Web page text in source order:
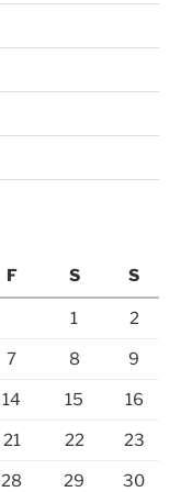
F S S
1 2
7 8 9
14 15 16
21 22 23
28 29 30